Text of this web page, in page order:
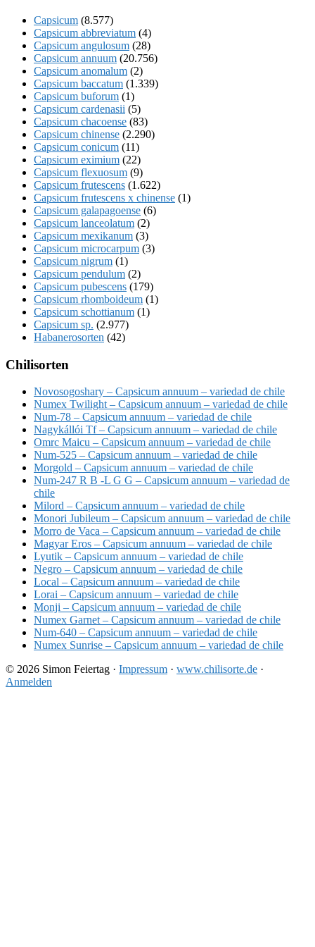
Capsicum (8.577)
Capsicum abbreviatum (4)
Capsicum angulosum (28)
Capsicum annuum (20.756)
Capsicum anomalum (2)
Capsicum baccatum (1.339)
Capsicum buforum (1)
Capsicum cardenasii (5)
Capsicum chacoense (83)
Capsicum chinense (2.290)
Capsicum conicum (11)
Capsicum eximium (22)
Capsicum flexuosum (9)
Capsicum frutescens (1.622)
Capsicum frutescens x chinense (1)
Capsicum galapagoense (6)
Capsicum lanceolatum (2)
Capsicum mexikanum (3)
Capsicum microcarpum (3)
Capsicum nigrum (1)
Capsicum pendulum (2)
Capsicum pubescens (179)
Capsicum rhomboideum (1)
Capsicum schottianum (1)
Capsicum sp. (2.977)
Habanerosorten (42)
Chilisorten
Novosogoshary – Capsicum annuum – variedad de chile
Numex Twilight – Capsicum annuum – variedad de chile
Num-78 – Capsicum annuum – variedad de chile
Nagykállói Tf – Capsicum annuum – variedad de chile
Omrc Maicu – Capsicum annuum – variedad de chile
Num-525 – Capsicum annuum – variedad de chile
Morgold – Capsicum annuum – variedad de chile
Num-247 R B -L G G – Capsicum annuum – variedad de
chile
Milord – Capsicum annuum – variedad de chile
Monori Jubileum – Capsicum annuum – variedad de chile
Morro de Vaca – Capsicum annuum – variedad de chile
Magyar Eros – Capsicum annuum – variedad de chile
Lyutik – Capsicum annuum – variedad de chile
Negro – Capsicum annuum – variedad de chile
Local – Capsicum annuum – variedad de chile
Lorai – Capsicum annuum – variedad de chile
Monji – Capsicum annuum – variedad de chile
Numex Garnet – Capsicum annuum – variedad de chile
Num-640 – Capsicum annuum – variedad de chile
Numex Sunrise – Capsicum annuum – variedad de chile
© 2026 Simon Feiertag · Impressum · www.chilisorte.de ·
Anmelden